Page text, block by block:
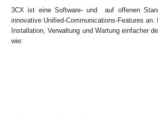
3CX ist eine Software- und auf offenen
innovative Unified-Communications-Features
Installation, Verwaltung und Wartung einfacher
wie: